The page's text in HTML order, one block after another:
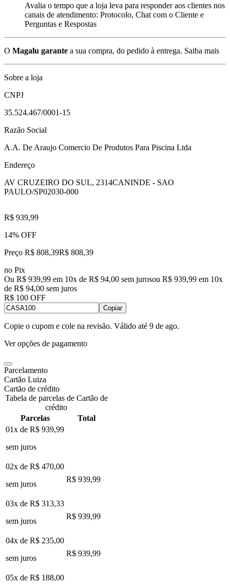
Avalia o tempo que a loja leva para responder aos clientes nos
canais de atendimento: Protocolo, Chat com o Cliente e
Perguntas e Respostas
O Magalu garante a sua compra, do pedido à entrega. Saiba mais
Sobre a loja
CNPJ
35.524.467/0001-15
Razão Social
A.A. De Araujo Comercio De Produtos Para Piscina Ltda
Endereço
AV CRUZEIRO DO SUL, 2314CANINDE - SAO
PAULO/SP02030-000
R$ 939,99
14% OFF
Preço R$ 808,39R$ 808,39
no Pix
Ou R$ 939,99 em 10x de R$ 94,00 sem jurosou R$ 939,99 em 10x
de R$ 94,00 sem juros
R$ 100 OFF
Copiar
Copie o cupom e cole na revisão. Válido até 9 de ago.
Ver opções de pagamento
Parcelamento
Cartão Luiza
Cartão de crédito
Tabela de parcelas de Cartão de
crédito
Parcelas
Total
01x de R$ 939,99
sem juros
02x de R$ 470,00
sem juros
R$ 939,99
03x de R$ 313,33
sem juros
R$ 939,99
04x de R$ 235,00
sem juros
R$ 939,99
05x de R$ 188,00